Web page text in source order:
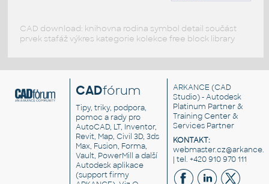
CAD download: knihovna rodina symbol detail součást
prvek stafáž výkres kategorie kolekce free block library
CADfórum
Tipy, triky, podpora,
pomoc a rady pro
AutoCAD, LT, Inventor,
Revit, Map, Civil 3D, 3ds
Max, Fusion, Forma,
Vault, PowerMill a další
Autodesk aplikace
(support firmy
ARKANCE (CAD
Studio) - Autodesk
Platinum Partner &
Training Center &
Services Partner
KONTAKT:
| tel. +420 910 970 111